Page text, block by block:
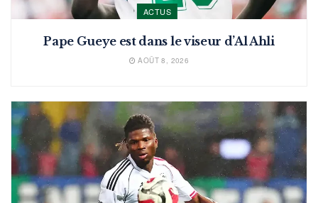
ACTUS
Pape Gueye est dans le viseur d’Al Ahli
AOÛT 8, 2026